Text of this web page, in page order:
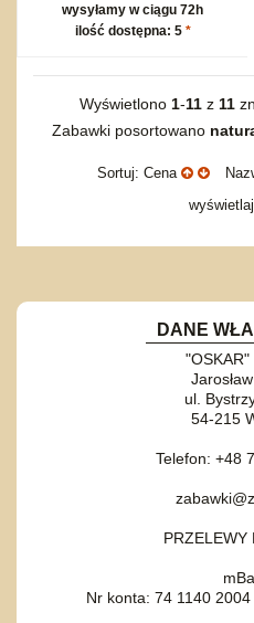
wysyłamy w ciągu 72h
ilość dostępna: 5 *
Wyświetlono 1-11z 11
Zabawki posortowano
Sortuj: Cena
wyświetlaj
DANE
"OSKAR"
ul.
54-215
Telefon: +48
PRZELEWY
Nr konta: 74 1140